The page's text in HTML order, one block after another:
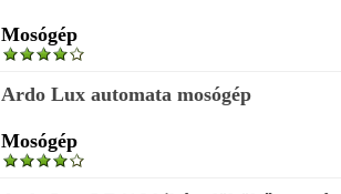
Mosógép
Ardo Lux automata mosógép
Mosógép